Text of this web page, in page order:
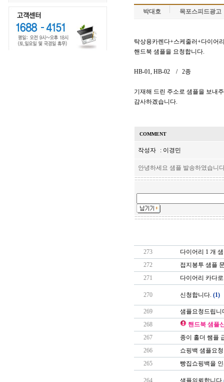
박대호 목포스피드광고
탁상용카렌다+스케줄러+다이어
핸드북 샘플을 요청합니다.
HB-01, HB-02 / 2종
기재해 드린 주소로 샘플을 보내
감사하겠습니다.
COMMENT
작성자 : 이경민
안녕하세요 샘플 발송하였습니
273
다이어리 1 개
272
접지봉투 샘플
271
다이어리 카다
270 신청합니다. (1)
269
샘플요청드립니
268
핸드북 샘플
267
종이 홀더 쌤플
266
쇼핑백 샘플요
265
빵집쇼핑백을
264 샘플의뢰합니다.